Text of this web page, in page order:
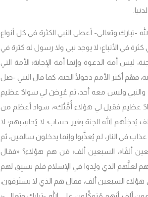
الله -تبارك وتعالى- أعطى النبي الكثرة في كل أنواع
في الأتباع؛ لا يوجد نبي ولا رسول له كثرة في
ليس أمة الدعوة وإنما أمة الإجابة؛ الأمة التي
فهُم أكثر الأمم دخولًا الجنة، كما قال النبي -صل
والنبي وليس معه أحد، ثم عُرِضَ لي سوادٌ عظيم
عظيم فقيل لي هؤلاء أُمَّتُك»، سواد أعظم من
يُدخِلُهم الله الجنة بغير حساب؛ لا يُحاسِبهم؛ لا
في النار، لم يُعذَّبوا وإنما يدخلون سالمين، ثم
ألفًا»، السبعين ألف؛ مَن هم هؤلاء؟ «فقال
لعلَّهم الذي ولِدوا في الإسلام فلم يسبِق لهم
هؤلاء السبعين ألف، فقال هم الذي لا يستَرقون،